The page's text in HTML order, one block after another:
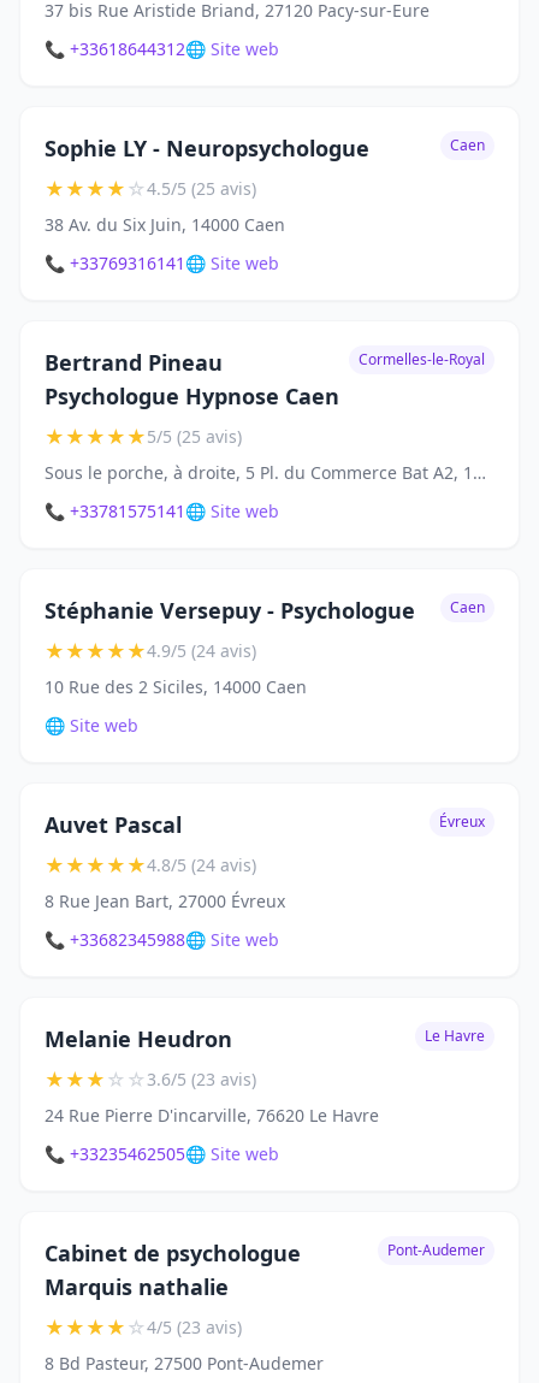
37 bis Rue Aristide Briand, 27120 Pacy-sur-Eure
📞 +33618644312🌐 Site web
Sophie LY - Neuropsychologue Caen
★★★★☆4.5/5 (25 avis)
38 Av. du Six Juin, 14000 Caen
📞 +33769316141 🌐 Site web
Bertrand Pineau
Psychologue Hypnose Caen
Cormelles-le-Royal
★★★★★5/5 (25 avis)
Sous le porche, à droite, 5 Pl. du Commerce Bat A2, 14123 Cormelles-le-Royal
📞 +33781575141 🌐 Site web
Stéphanie Versepuy - Psychologue Caen
★★★★★4.9/5 (24 avis)
10 Rue des 2 Siciles, 14000 Caen
🌐 Site web
Auvet Pascal Évreux
★★★★★4.8/5 (24 avis)
8 Rue Jean Bart, 27000 Évreux
📞 +33682345988🌐 Site web
Melanie Heudron Le Havre
★★★☆☆3.6/5 (23 avis)
24 Rue Pierre D'incarville, 76620 Le Havre
📞 +33235462505🌐 Site web
Cabinet de psychologue
Marquis nathalie
Pont-Audemer
★★★★☆4/5 (23 avis)
8 Bd Pasteur, 27500 Pont-Audemer